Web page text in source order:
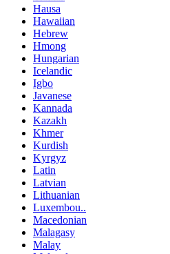
Hausa
Hawaiian
Hebrew
Hmong
Hungarian
Icelandic
Igbo
Javanese
Kannada
Kazakh
Khmer
Kurdish
Kyrgyz
Latin
Latvian
Lithuanian
Luxembou..
Macedonian
Malagasy
Malay